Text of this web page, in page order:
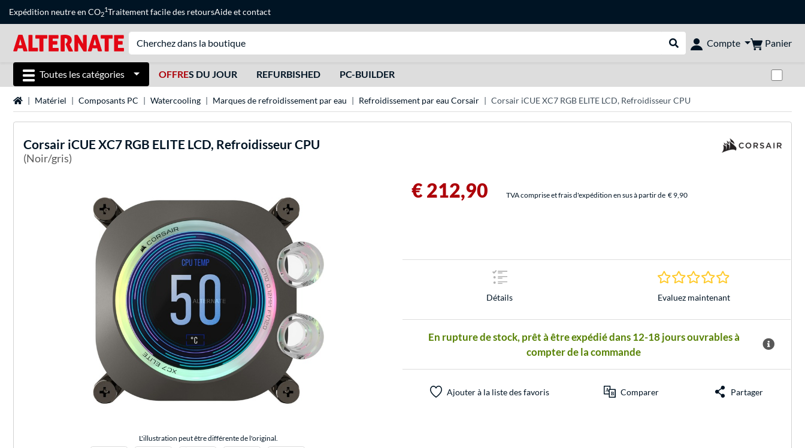
Expédition neutre en CO2
1Traitement facile des retoursAideetcontact
Rechercher dans le shop
Compte Panier
Toutes les catégories OFFRES DU JOUR REFURBISHED PC-BUILDER
Page d'accueil
Matériel Composants PC Watercooling Marques de refroidissement par eau Refroidissement par eau Corsair Corsair iCUE XC7 RGB ELITE LCD, Refroidisseur CPU
Corsair iCUE XC7 RGB ELITE LCD, Refroidisseur CPU
(Noir/gris)
L'illustration peut être différente de l'original.
€ 212,90 TVA comprise et frais d'expédition en sus à partir de € 9,90
Détails
0.0 Étoiles à 0
Evaluez maintenant
En rupture de stock, prêt à être expédié dans 12-18 jours ouvrables à
compter de la commande
Ajouter à la liste des favoris Comparer Partager